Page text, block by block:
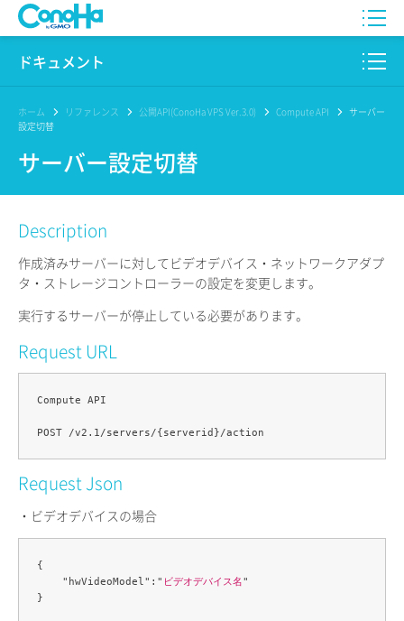
WING
Pencil
サービス一覧
サポート
ドキュメント
このサイトについて
プロダクト
リファレンス
リリースノート
ホーム リファレンス 公開API(ConoHa VPS Ver.3.0) Compute API
サーバー
設定切替
サーバー設定切替
Description
作成済みサーバーに対してビデオデバイス・ネットワークアダプ
タ・ストレージコントローラーの設定を変更します。
実行するサーバーが停止している必要があります。
Request URL
Compute API
Request Json
・ビデオデバイスの場合
{
    "hwVideoModel":"
ビデオデバイス名"